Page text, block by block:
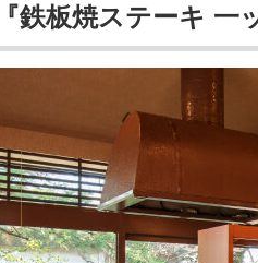
『鉄板焼ステーキ 一